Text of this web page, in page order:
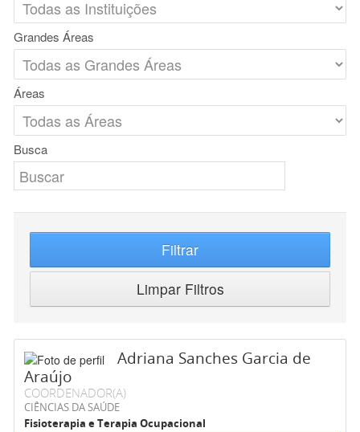
Grandes Áreas
Áreas
Busca
Filtrar
Limpar Filtros
Adriana Sanches Garcia de
Araújo
COORDENADOR(A)
CIÊNCIAS DA SAÚDE
Fisioterapia e Terapia Ocupacional